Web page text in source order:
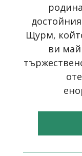
Щурм,
ви